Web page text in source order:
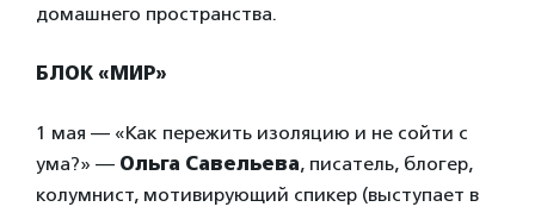
домашнего пространства.
БЛОК «МИР»
1 мая — «Как пережить изоляцию и не сойти с
ума?» — Ольга Савельева, писатель, блогер,
колумнист, мотивирующий спикер (выступает в